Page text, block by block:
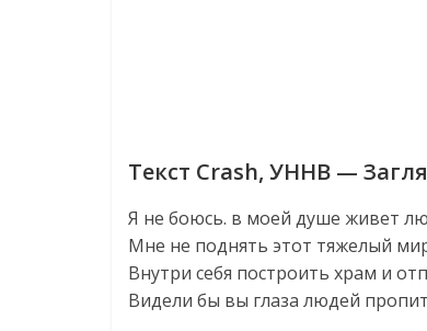
Текст Crash, УННВ —
Я не боюсь. в моей душе живет
Мне не поднять этот тяжелый
Внутри себя построить храм и
Видели бы вы глаза людей